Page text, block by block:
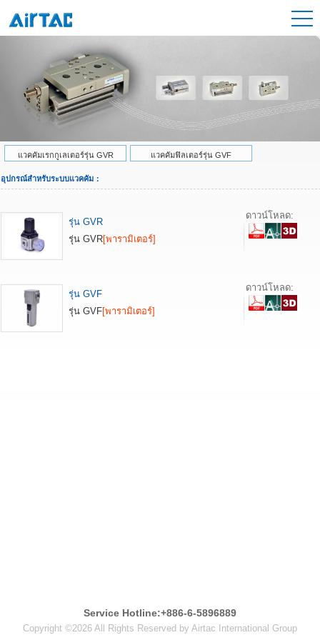
แวคคัมเรกกูเลเตอร์รุ่น GVR แวคคัมฟิลเตอร์รุ่น GVF
อุปกรณ์สำหรับระบบแวคคัม：
รุ่น GVR
รุ่น GVR[พารามิเตอร์]
ดาวน์โหลด:
รุ่น GVF
รุ่น GVF[พารามิเตอร์]
ดาวน์โหลด:
Service Hotline:+886-6-5896889
Copyright ©2026 All Rights Reserved by Airtac International Group